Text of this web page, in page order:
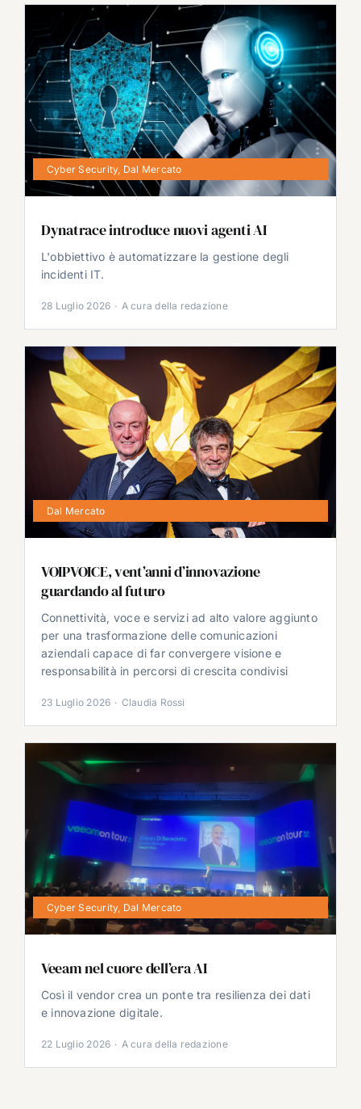
Cyber Security, Dal Mercato
Dynatrace introduce nuovi agenti AI
L'obbiettivo è automatizzare la gestione degli
incidenti IT.
28 Luglio 2026 · A cura della redazione
Dal Mercato
VOIPVOICE, vent’anni d’innovazione
guardando al futuro
Connettività, voce e servizi ad alto valore aggiunto
per una trasformazione delle comunicazioni
aziendali capace di far convergere visione e
responsabilità in percorsi di crescita condivisi
23 Luglio 2026 · Claudia Rossi
Cyber Security, Dal Mercato
Veeam nel cuore dell’era AI
Così il vendor crea un ponte tra resilienza dei dati
e innovazione digitale.
22 Luglio 2026 · A cura della redazione